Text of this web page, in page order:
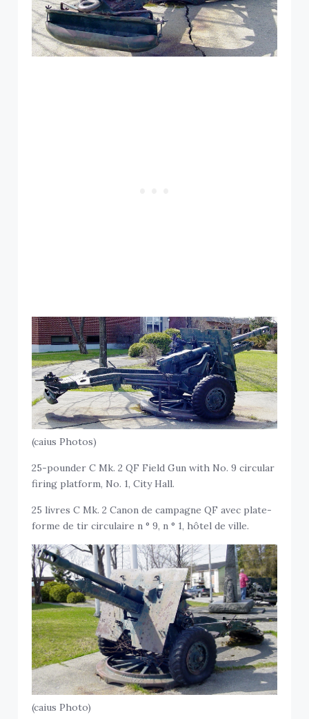
(caius Photos)
25-pounder C Mk. 2 QF Field Gun with No. 9 circular
firing platform, No. 1, City Hall.
25 livres C Mk. 2 Canon de campagne QF avec plate-
forme de tir circulaire n ° 9, n ° 1, hôtel de ville.
(caius Photo)